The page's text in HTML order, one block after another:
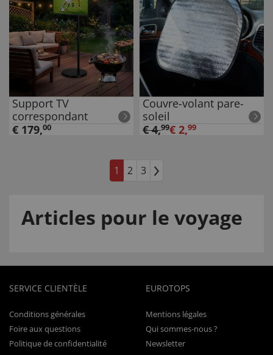
Support TV
correspondant
€ 179,00
Couvre-volant pare-
soleil
€4,99€ 2,99
1 2 3
Articles pour le voyage
SERVICE CLIENTÈLE
Conditions générales
Foire aux questions
Politique de confidentialité
EUROTOPS
Mentions légales
Qui sommes-nous ?
Newsletter